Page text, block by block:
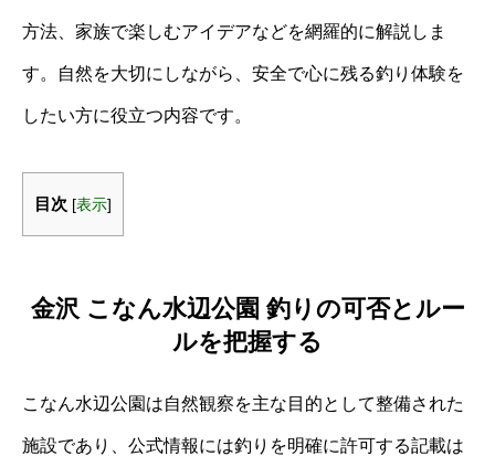
方法、家族で楽しむアイデアなどを網羅的に解説しま
す。自然を大切にしながら、安全で心に残る釣り体験を
したい方に役立つ内容です。
目次 [表示]
金沢 こなん水辺公園 釣りの可否とルー
ルを把握する
こなん水辺公園は自然観察を主な目的として整備された
施設であり、公式情報には釣りを明確に許可する記載は